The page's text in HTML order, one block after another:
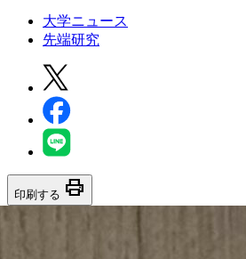
大学ニュース
先端研究
印刷する print